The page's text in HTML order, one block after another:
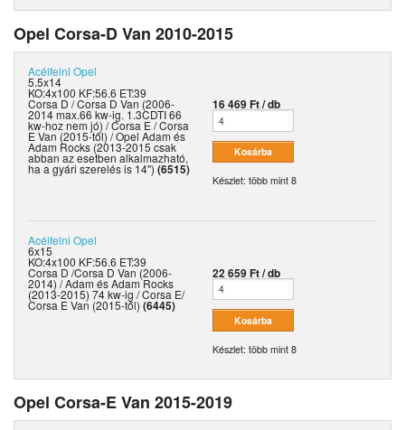
Opel Corsa-D Van 2010-2015
Acélfelni Opel
5.5x14
KO:4x100 KF:56.6 ET:39
Corsa D / Corsa D Van (2006-
2014 max.66 kw-ig. 1.3CDTI 66
kw-hoz nem jó) / Corsa E / Corsa
E Van (2015-től) / Opel Adam és
Adam Rocks (2013-2015 csak
abban az esetben alkalmazható,
ha a gyári szerelés is 14") (6515)
16 469 Ft / db
Készlet: több mint 8
Acélfelni Opel
6x15
KO:4x100 KF:56.6 ET:39
Corsa D /Corsa D Van (2006-
2014) / Adam és Adam Rocks
(2013-2015) 74 kw-ig / Corsa E/
Corsa E Van (2015-től) (6445)
22 659 Ft / db
Készlet: több mint 8
Opel Corsa-E Van 2015-2019